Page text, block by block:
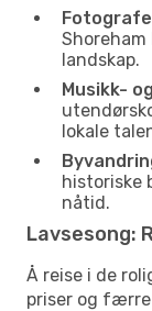
landskap.
Musikk-
lokale
historiske
nåtid.
Lavsesong:
Å reise i de
priser og